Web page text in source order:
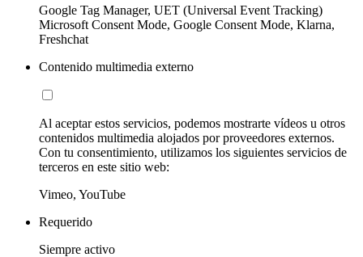
Google Tag Manager, UET (Universal Event Tracking)
Microsoft Consent Mode, Google Consent Mode, Klarna,
Freshchat
Contenido multimedia externo
Al aceptar estos servicios, podemos mostrarte vídeos u otros
contenidos multimedia alojados por proveedores externos.
Con tu consentimiento, utilizamos los siguientes servicios de
terceros en este sitio web:
Vimeo, YouTube
Requerido
Siempre activo